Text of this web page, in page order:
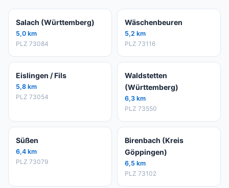
Salach (Württemberg)
5,0 km
PLZ 73084
Wäschenbeuren
5,2 km
PLZ 73116
Eislingen / Fils
5,8 km
PLZ 73054
Waldstetten
(Württemberg)
6,3 km
PLZ 73550
Süßen
6,4 km
PLZ 73079
Birenbach (Kreis
Göppingen)
6,5 km
PLZ 73102